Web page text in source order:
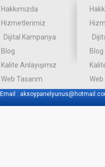
Hakkımızda
Hizmetlerimiz
Dijital Kampanya
Blog
Kalite Anlayışımız
Web Tasarım
Blog
Web
Email :